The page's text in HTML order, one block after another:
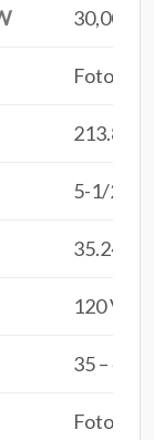
30,000
213.8 lbs
5-1/2" x
35.24" x
120
35 – 45